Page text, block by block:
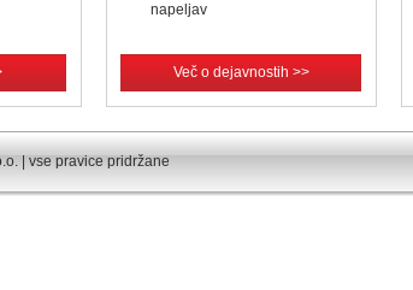
napeljav
Več o dejavnostih >>
| vse pravice pridržane